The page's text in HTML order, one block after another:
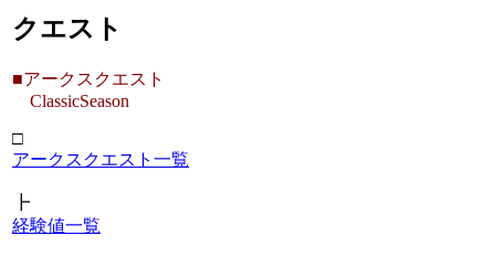
クエスト
■アークスクエスト
ClassicSeason
□
アークスクエスト一覧
┣
経験値一覧